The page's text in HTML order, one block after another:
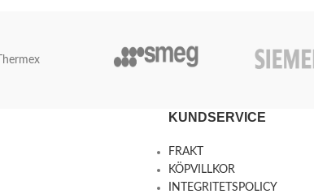
Thermex
KUNDSERVICE
FRAKT
KÖPVILLKOR
INTEGRITETSPOLICY